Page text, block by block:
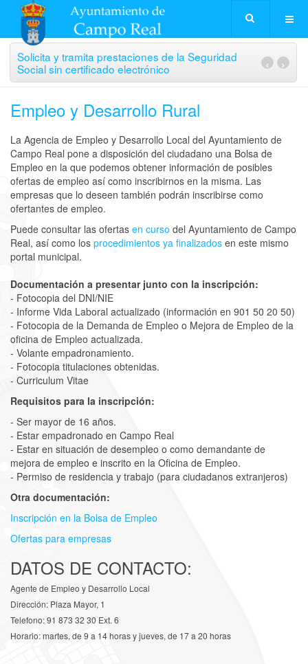
Solicita y tramita prestaciones de la Seguridad
Social sin certificado electrónico
›
‹
Empleo y Desarrollo Rural
La Agencia de Empleo y Desarrollo Local del Ayuntamiento de
Campo Real pone a disposición del ciudadano una Bolsa de
Empleo en la que podemos obtener información de posibles
ofertas de empleo así como inscribirnos en la misma. Las
empresas que lo deseen también podrán inscribirse como
ofertantes de empleo.
Puede consultar las ofertas en curso del Ayuntamiento de Campo
Real, así como los procedimientos ya finalizados en este mismo
portal municipal.
Documentación a presentar junto con la inscripción:
- Fotocopia del DNI/NIE
- Informe Vida Laboral actualizado (información en 901 50 20 50)
- Fotocopia de la Demanda de Empleo o Mejora de Empleo de la
oficina de Empleo actualizada.
- Volante empadronamiento.
- Fotocopia titulaciones obtenidas.
- Curriculum Vitae
Requisitos para la inscripción:
- Ser mayor de 16 años.
- Estar empadronado en Campo Real
- Estar en situación de desempleo o como demandante de
mejora de empleo e inscrito en la Oficina de Empleo.
- Permiso de residencia y trabajo (para ciudadanos extranjeros)
Otra documentación:
Inscripción en la Bolsa de Empleo
Ofertas para empresas
DATOS DE CONTACTO:
Agente de Empleo y Desarrollo Local
Dirección: Plaza Mayor, 1
Telefono: 91 873 32 30 Ext. 6
Horario: martes, de 9 a 14 horas y jueves, de 17 a 20 horas